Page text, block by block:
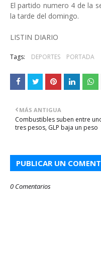
El partido numero 4 de la
la tarde del domingo.
LISTIN DIARIO
Tags: DEPORTES PORTADA
MÁS ANTIGUA
Combustibles suben entre
tres pesos, GLP baja un peso
PUBLICAR UN
0 Comentarios